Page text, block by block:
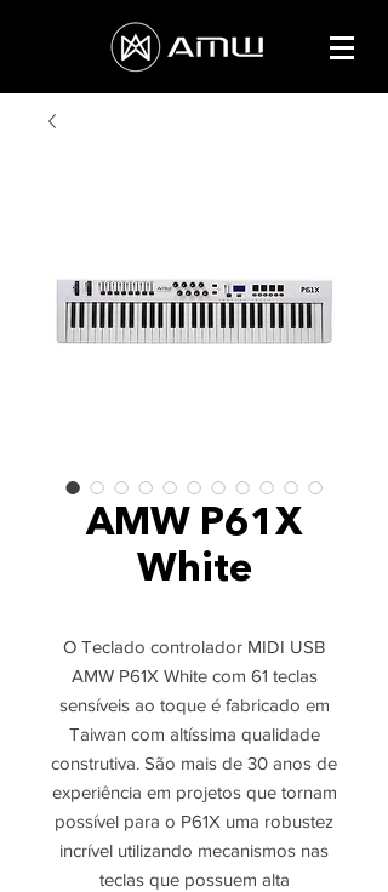
AMW P61X
White
O Teclado controlador MIDI USB
AMW P61X White com 61 teclas
sensíveis ao toque é fabricado em
Taiwan com altíssima qualidade
construtiva. São mais de 30 anos de
experiência em projetos que tornam
possível para o P61X uma robustez
incrível utilizando mecanismos nas
teclas que possuem alta